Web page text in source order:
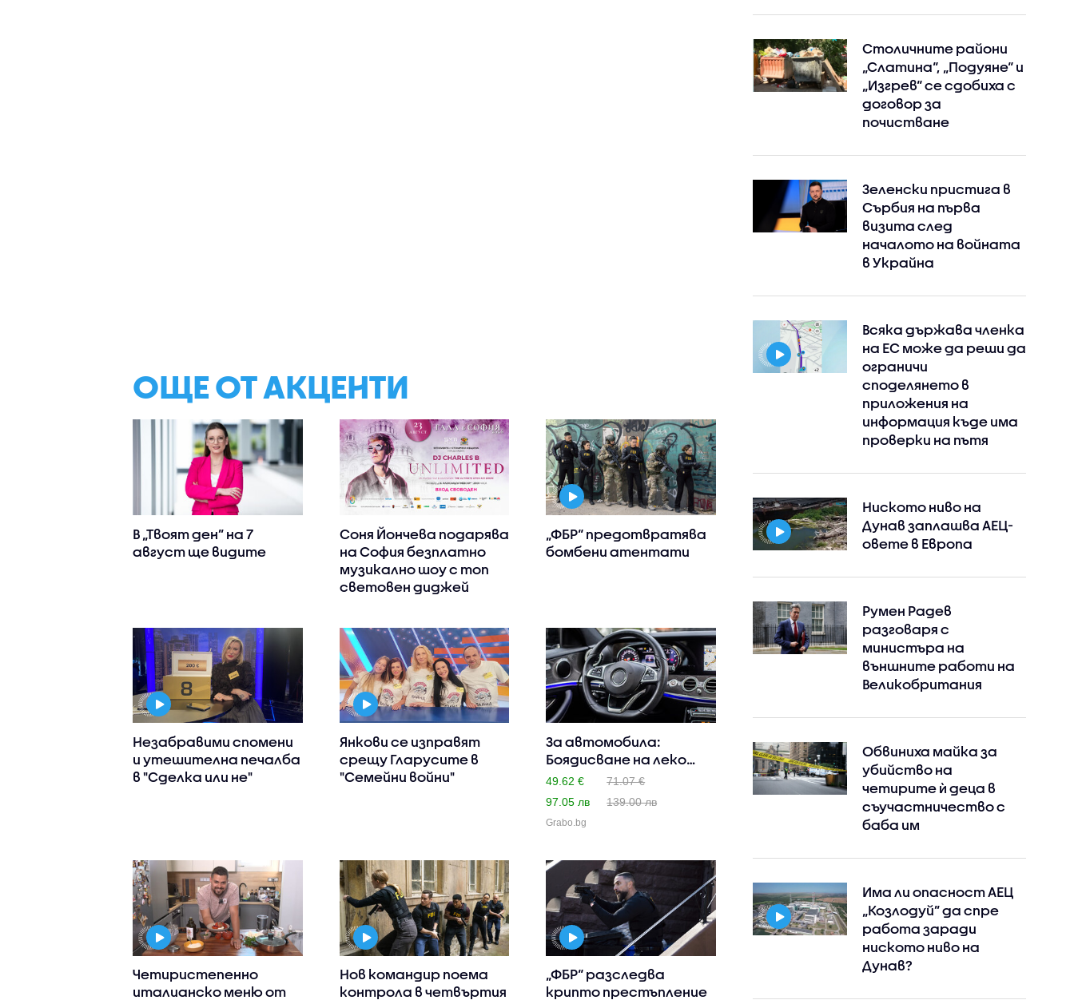
ОЩЕ ОТ АКЦЕНТИ
В „Твоят ден” на 7
август ще видите
Соня Йончева подарява
на София безплатно
музикално шоу с топ
световен диджей
„ФБР“ предотвратява
бомбени атентати
Незабравими спомени
и утешителна печалба
в "Сделка или не"
Янкови се изправят
срещу Гларусите в
"Семейни войни"
За автомобила:
Боядисване на леко
увреден и ..
49.62 €
71.07 €
97.05 лв
139.00 лв
Grabo.bg
Четиристепенно
италианско меню от
Нов командир поема
контрола в четвъртия
„ФБР“ разследва
крипто престъпление
Столичните райони
„Слатина“, „Подуяне“ и
„Изгрев“ се сдобиха с
договор за
почистване
Зеленски пристига в
Сърбия на първа
визита след
началото на войната
в Украйна
Всяка държава членка
на ЕС може да реши да
ограничи
споделянето в
приложения на
информация къде има
проверки на пътя
Ниското ниво на
Дунав заплашва АЕЦ-
овете в Европа
Румен Радев
разговаря с
министъра на
външните работи на
Великобритания
Обвиниха майка за
убийство на
четирите ѝ деца в
съучастничество с
баба им
Има ли опасност АЕЦ
„Козлодуй” да спре
работа заради
ниското ниво на
Дунав?